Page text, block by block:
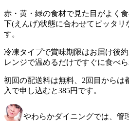
赤・黄・緑の食材で見た目がよく
下(えんげ)状態に合わせてピッタリ
す。
冷凍タイプで賞味期限はお届け後
レンジで温めるだけですぐに食べら
初回の配送料は無料、2回目からは
入で申し込むと385円です。
やわらかダイニングでは、管